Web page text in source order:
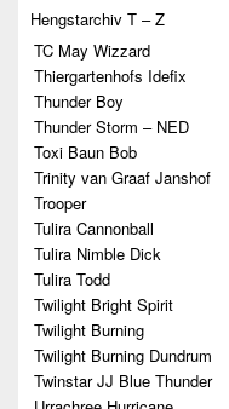
Hengstarchiv T – Z
TC May Wizzard
Thiergartenhofs Idefix
Thunder Boy
Thunder Storm – NED
Toxi Baun Bob
Trinity van Graaf Janshof
Trooper
Tulira Cannonball
Tulira Nimble Dick
Tulira Todd
Twilight Bright Spirit
Twilight Burning
Twilight Burning Dundrum
Twinstar JJ Blue Thunder